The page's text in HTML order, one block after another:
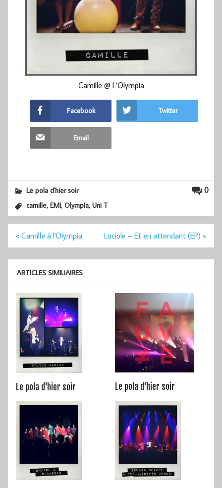
Camille @ L’Olympia
Facebook Twitter
Email
0
Le pola d'hier soir
camille,EMI,Olympia,Uni T
Navigation
« Camille à l'Olympia Luciole – Et en attendant (EP) »
ARTICLES SIMILIAIRES
Le pola d'hier soir Le pola d'hier soir